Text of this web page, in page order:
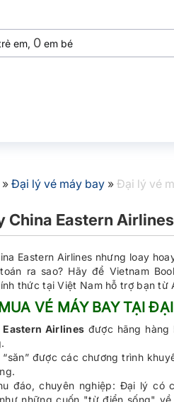
em, 0 em bé
» Đại lý vé máy bay » Đại lý vé
China Eastern
Eastern Airlines nhưng loay
ra sao? Hãy để Vietnam
thức tại Việt Nam hỗ trợ bạn từ
VÉ MÁY BAY TẠI
Airlines được hãng hàng
được các chương trình
đáo, chuyên nghiệp: Đại lý
những cuốn "từ điển sống"